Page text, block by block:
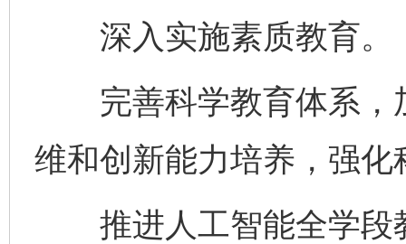
深入实施素质教育。
完善科学教育体系，
维和创新能力培养，强
推进人工智能全学段